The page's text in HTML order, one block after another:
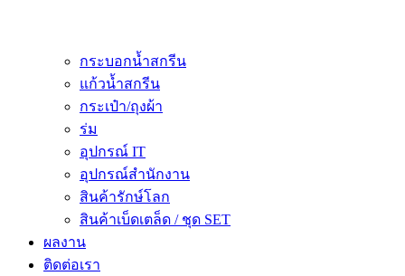
กระบอกน้ำสกรีน
แก้วน้ำสกรีน
กระเป๋า/ถุงผ้า
ร่ม
อุปกรณ์ IT
อุปกรณ์สำนักงาน
สินค้ารักษ์โลก
สินค้าเบ็ดเตล็ด / ชุด SET
ผลงาน
ติดต่อเรา